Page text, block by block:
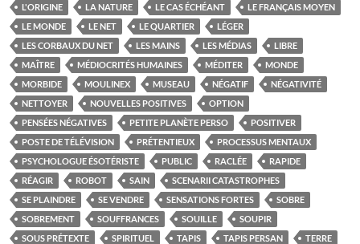
L'ORIGINE
LA NATURE LE CAS ÉCHÉANT
LE FRANÇAIS MOYEN
LE MONDE
LE NET LE QUARTIER
LÉGER
LES CORBAUX DU NET
LES MAINS LES MÉDIAS
LIBRE
MAÎTRE
MÉDIOCRITÉS HUMAINES MÉDITER
MONDE
MORBIDE
MOULINEX MUSEAU NÉGATIF
NÉGATIVITÉ
NETTOYER
NOUVELLES POSITIVES
OPTION
PENSÉES NÉGATIVES
PETITE PLANÈTE PERSO
POSITIVER
POSTE DE TÉLÉVISION
PRÉTENTIEUX
PROCESSUS MENTAUX
PSYCHOLOGUE ÉSOTÉRISTE
PUBLIC RACLÉE
RAPIDE
RÉAGIR
ROBOT SAIN
SCENARII CATASTROPHES
SE PLAINDRE
SE VENDRE SENSATIONS FORTES
SOBRE
SOBREMENT
SOUFFRANCES SOUILLE
SOUPIR
SOUS PRÉTEXTE
SPIRITUEL TAPIS TAPIS PERSAN
TERRE